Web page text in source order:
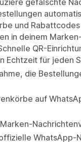
und
in deinem
QR-
Echtzeit für jeden
die
auf
WhatsApp-